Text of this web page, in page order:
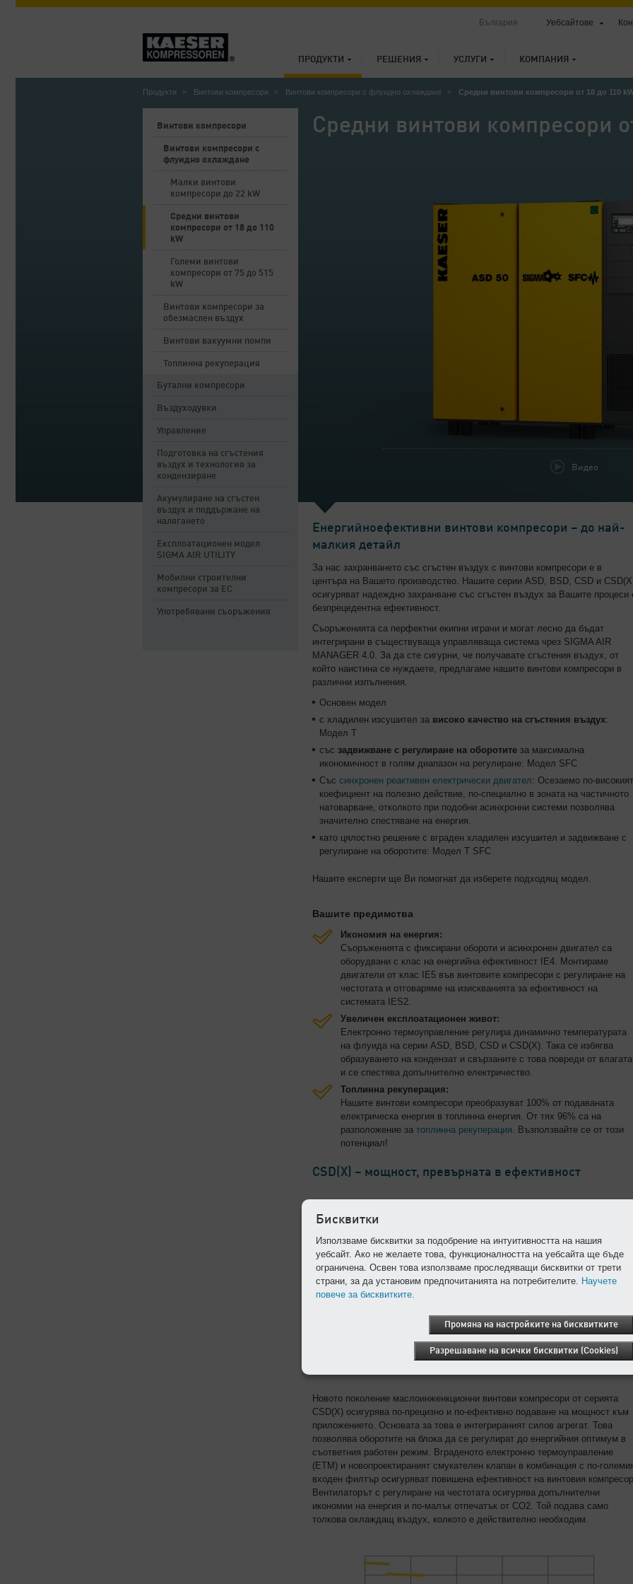
ПРОДУКТИ РЕШЕНИЯ УСЛУГИ КОМПАНИЯ
България Уебсайтове
Продукти Винтови компресори Винтови компресори с флуидно охлаждане Средни винтови компресори от 18 до 110
Средни винтови компресори
Видео
Винтови компресори
Винтови компресори с
флуидно охлаждане
Малки винтови
компресори до 22 kW
Средни винтови
компресори от 18 до 110
kW
Големи винтови
компресори от 75 до 515
kW
Винтови компресори за
обезмаслен въздух
Винтови вакуумни помпи
Топлинна рекуперация
Бутални компресори
Въздуходувки
Управление
Подготовка на сгъстения
въздух и технология за
кондензиране
Акумулиране на сгъстен
въздух и поддържане на
налягането
Експлоатационен модел
SIGMA AIR UTILITY
Мобилни строителни
компресори за ЕС
Употребявани съоръжения
Енергийноефективни винтови компресори – до най-
малкия детайл
За нас захранването със сгъстен въздух с винтови компресори е в
центъра на Вашето производство. Нашите серии ASD, BSD, CSD и
осигуряват надеждно захранване със сгъстен въздух за Вашите процеси
безпрецедентна ефективност.
Съоръженията са перфектни екипни играчи и могат лесно да бъдат
интегрирани в съществуваща управляваща система чрез SIGMA AIR
MANAGER 4.0. За да сте сигурни, че получавате сгъстения въздух, от
който наистина се нуждаете, предлагаме нашите винтови компресори в
различни изпълнения.
Основен модел
с хладилен изсушител за високо качество на сгъстения въздух:
Модел T
със задвижване с регулиране на оборотите за максимална
икономичност в голям диапазон на регулиране: Модел SFC
Със синхронен реактивен електрически двигател: Осезаемо по-високият
коефициент на полезно действие, по-специално в зоната на частичното
натоварване, отколкото при подобни асинхронни системи позволява
значително спестяване на енергия.
като цялостно решение с вграден хладилен изсушител и задвижване с
регулиране на оборотите: Модел Т SFC
Нашите експерти ще Ви помогнат да изберете подходящ модел.
Вашите предимства
Икономия на енергия:
Съоръженията с фиксирани обороти и асинхронен двигател са
оборудвани с клас на енергийна ефективност IE4. Монтираме
двигатели от клас IE5 във винтовите компресори с регулиране на
честотата и отговаряме на изискванията за ефективност на
системата IES2.
Увеличен експлоатационен живот:
Електронно термоуправление регулира динамично температурата
на флуида на серии ASD, BSD, CSD и CSD(X). Така се избягва
образуването на кондензат и свързаните с това повреди от влагата
и се спестява допълнително електричество.
Топлинна рекуперация:
Нашите винтови компресори преобразуват 100% от подаваната
електрическа енергия в топлинна енергия. От тях 96% са на
разположение за топлинна рекуперация. Възползвайте се от този
потенциал!
CSD(X) – мощност, превърната в ефективност
Новото поколение маслоинженкционни винтови компресори от серията
CSD(X) осигурява по-прецизно и по-ефективно подаване на мощност към
приложението. Основата за това е интегрираният силов агрегат. Това
позволява оборотите на блока да се регулират до енергийния оптимум в
съответния работен режим. Вграденото електронно термоуправление
(ETM) и новопроектираният смукателен клапан в комбинация с по-
входен филтър осигуряват повишена ефективност на винтовия
Вентилаторът с регулиране на честотата осигурява допълнителни
икономии на енергия и по-малък отпечатък от CO2. Той подава само
толкова охлаждащ въздух, колкото е действително необходим.
Бисквитки
Използваме бисквитки за подобрение на интуитивността на нашия
уебсайт. Ако не желаете това, функционалността на уебсайта ще бъде
ограничена. Освен това използваме проследяващи бисквитки от трети
страни, за да установим предпочитанията на потребителите. Научете
повече за бисквитките.
Промяна на настройките на бисквитките
Разрешаване на всички бисквитки (Cookies)